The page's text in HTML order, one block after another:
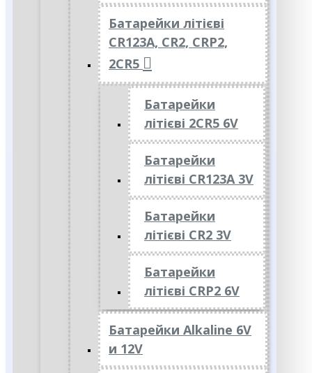
Батарейки літієві
CR123A, CR2, CRP2,
2CR5
Батарейки
літієві 2CR5 6V
Батарейки
літієві CR123A 3V
Батарейки
літієві CR2 3V
Батарейки
літієві CRP2 6V
Батарейки Alkaline 6V
и 12V